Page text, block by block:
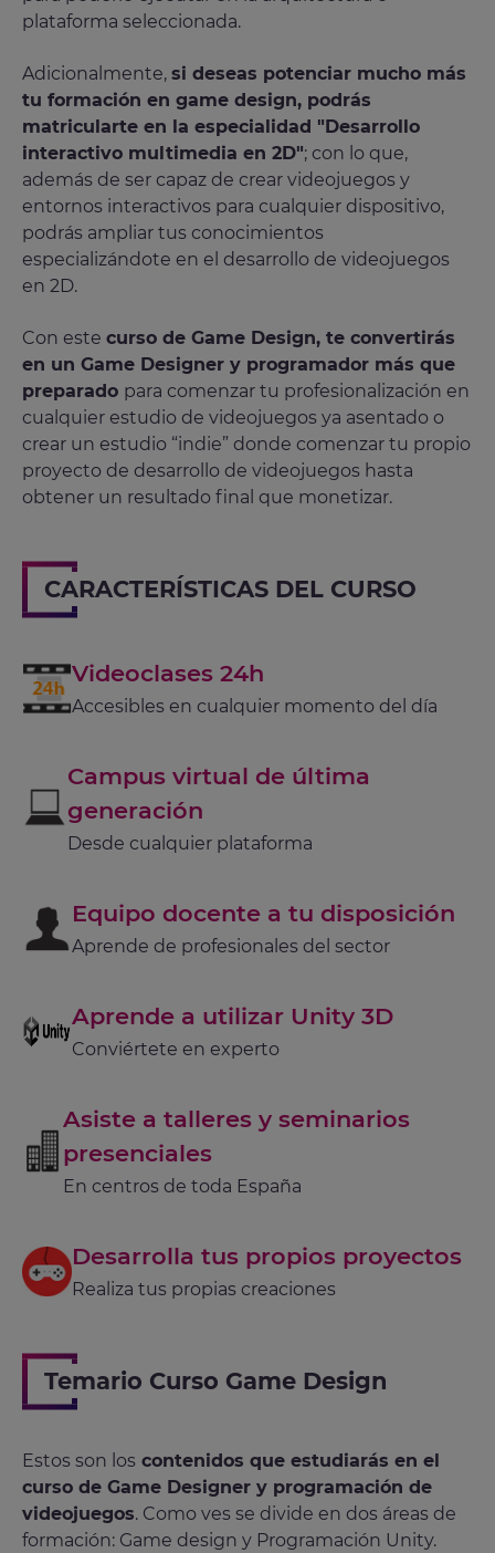
plataforma seleccionada.
Adicionalmente, si deseas potenciar mucho más
tu formación en game design, podrás
matricularte en la especialidad "Desarrollo
interactivo multimedia en 2D"; con lo que,
además de ser capaz de crear videojuegos y
entornos interactivos para cualquier dispositivo,
podrás ampliar tus conocimientos
especializándote en el desarrollo de videojuegos
en 2D.
Con este curso de Game Design, te convertirás
en un Game Designer y programador más que
preparado para comenzar tu profesionalización en
cualquier estudio de videojuegos ya asentado o
crear un estudio “indie” donde comenzar tu propio
proyecto de desarrollo de videojuegos hasta
obtener un resultado final que monetizar.
CARACTERÍSTICAS DEL CURSO
Videoclases 24h
Accesibles en cualquier momento del día
Campus virtual de última
generación
Desde cualquier plataforma
Equipo docente a tu disposición
Aprende de profesionales del sector
Aprende a utilizar Unity 3D
Conviértete en experto
Asiste a talleres y seminarios
presenciales
En centros de toda España
Desarrolla tus propios proyectos
Realiza tus propias creaciones
Temario Curso Game Design
Estos son los contenidos que estudiarás en el
curso de Game Designer y programación de
videojuegos. Como ves se divide en dos áreas de
formación: Game design y Programación Unity.